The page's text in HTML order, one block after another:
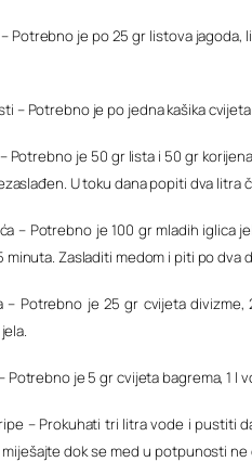
Potrebno je po 25 gr listova
– Potrebno je po jedna kašika
Potrebno je 50 gr lista i 50 gr
U toku dana popiti dva litra
– Potrebno je 100 gr mladih iglica
Zasladiti medom i piti po dva
– Potrebno je 25 gr cvijeta
Potrebno je 5 gr cvijeta bagrema, 1
– Prokuhati tri litra vode i pustiti
dok se med u potpunosti